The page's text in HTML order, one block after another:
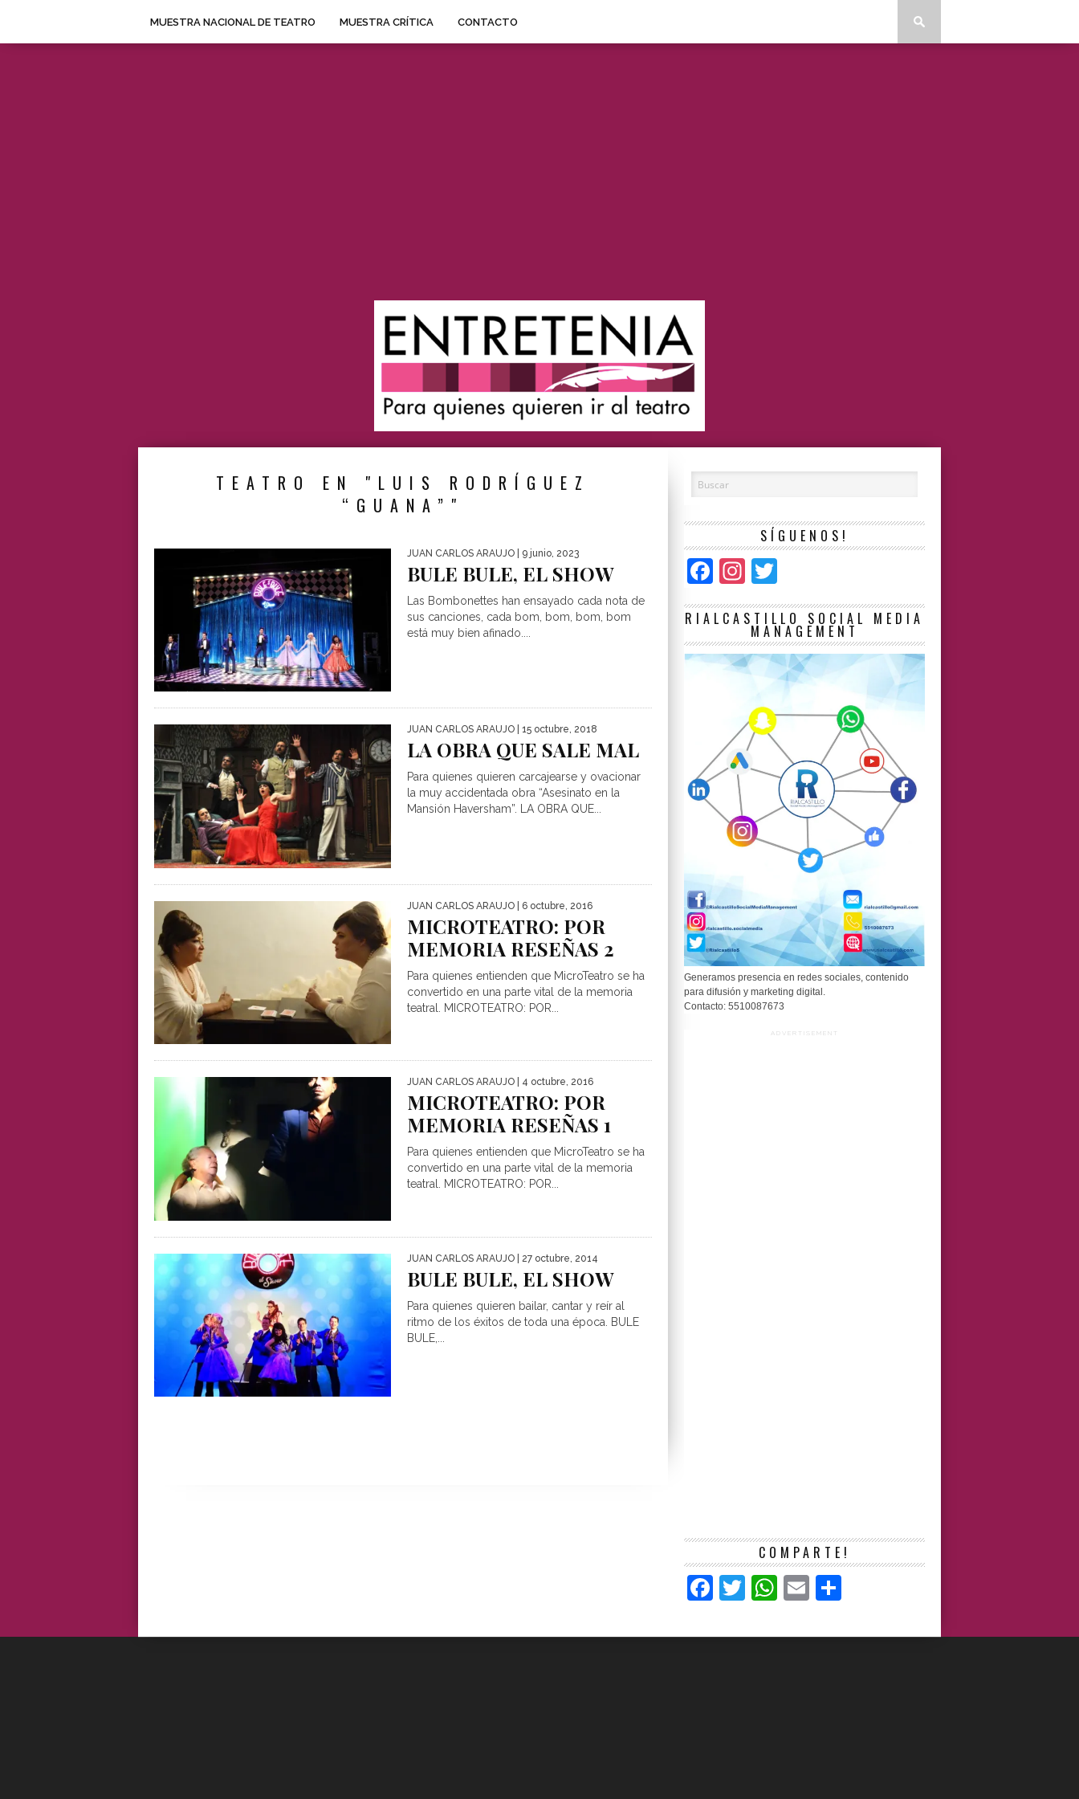
MUESTRA NACIONAL DE TEATRO MUESTRA CRÍTICA CONTACTO
TEATRO EN "LUIS RODRÍGUEZ
“GUANA”"
JUAN CARLOS ARAUJO | 9 junio, 2023
BULE BULE, EL SHOW
Las Bombonettes han ensayado cada nota de
sus canciones, cada bom, bom, bom, bom
está muy bien afinado....
JUAN CARLOS ARAUJO | 15 octubre, 2018
LA OBRA QUE SALE MAL
Para quienes quieren carcajearse y ovacionar
la muy accidentada obra “Asesinato en la
Mansión Haversham”. LA OBRA QUE...
JUAN CARLOS ARAUJO | 6 octubre, 2016
MICROTEATRO: POR
MEMORIA RESEÑAS 2
Para quienes entienden que MicroTeatro se ha
convertido en una parte vital de la memoria
teatral. MICROTEATRO: POR...
JUAN CARLOS ARAUJO | 4 octubre, 2016
MICROTEATRO: POR
MEMORIA RESEÑAS 1
Para quienes entienden que MicroTeatro se ha
convertido en una parte vital de la memoria
teatral. MICROTEATRO: POR...
JUAN CARLOS ARAUJO | 27 octubre, 2014
BULE BULE, EL SHOW
Para quienes quieren bailar, cantar y reír al
ritmo de los éxitos de toda una época. BULE
BULE,...
SÍGUENOS!
Facebook
Instagram
RIALCASTILLO SOCIAL MEDIA
MANAGEMENT
Generamos presencia en redes sociales, contenido
para difusión y marketing digital.
Contacto: 5510087673
ADVERTISEMENT
COMPARTE!
Facebook
TwitterWhatsApp
Email